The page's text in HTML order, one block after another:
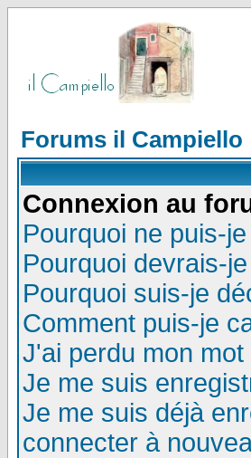
Forums il Campiello
Connexion au
Pourquoi ne puis-
Pourquoi devrais-
Pourquoi suis-je
Comment puis-je
J'ai perdu mon mot
Je me suis
Je me suis déjà
connecter à